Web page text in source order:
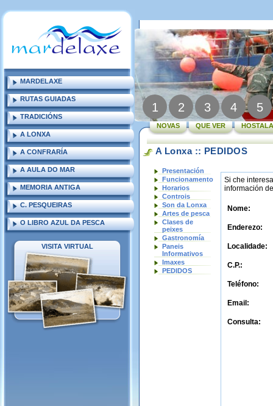
MARDELAXE
RUTAS GUIADAS
TRADICIÓNS
A LONXA
A CONFRARÍA
A AULA DO MAR
MEMORIA ANTIGA
C. PESQUEIRAS
O LIBRO AZUL DA PESCA
VISITA VIRTUAL
1 2 3 4 5
NOVAS QUE VER
A Lonxa :: PEDIDOS
Presentación
Funcionamento
Horarios
Controis
Son da Lonxa
Artes de pesca
Clases de
peixes
Gastronomía
Paneis
Informativos
Imaxes
PEDIDOS
Si che
información
Nome:
Enderezo:
Localidade:
C.P.:
Teléfono:
Email:
Consulta: